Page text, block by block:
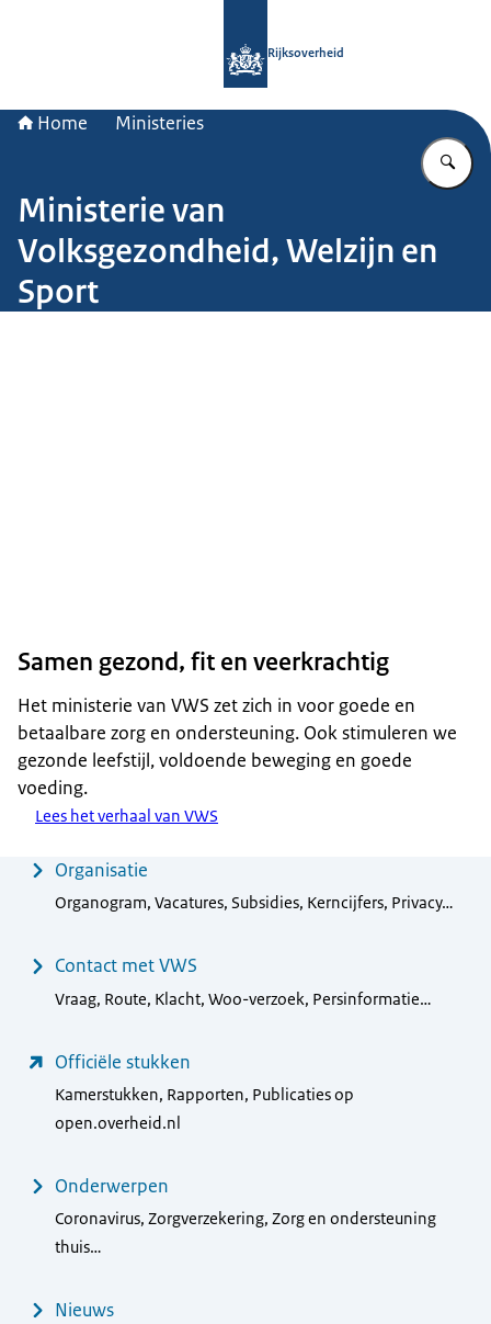
Rijksoverheid
Home Ministeries
Ministerie van
Volksgezondheid, Welzijn en
Sport
Samen gezond, fit en veerkrachtig
Het ministerie van VWS zet zich in voor goede en
betaalbare zorg en ondersteuning. Ook stimuleren we
gezonde leefstijl, voldoende beweging en goede
voeding.
Lees het verhaal van VWS
MenuOrganisatie
Organogram, Vacatures, Subsidies, Kerncijfers, Privacy…
Contact met VWS
Vraag, Route, Klacht, Woo-verzoek, Persinformatie…
Officiële stukken
Kamerstukken, Rapporten, Publicaties op
open.overheid.nl
Onderwerpen
Coronavirus, Zorgverzekering, Zorg en ondersteuning
thuis…
Nieuws